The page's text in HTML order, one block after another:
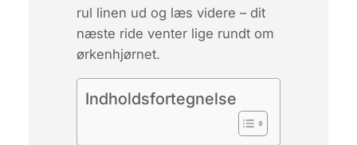
rul linen ud og læs videre – dit
næste ride venter lige rundt om
ørkenhjørnet.
Indholdsfortegnelse